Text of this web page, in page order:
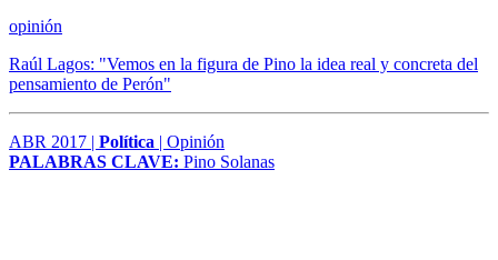
opinión
Raúl Lagos: "Vemos en la figura de Pino la idea real y concreta del
pensamiento de Perón"
ABR 2017 | Política | Opinión
PALABRAS CLAVE: Pino Solanas